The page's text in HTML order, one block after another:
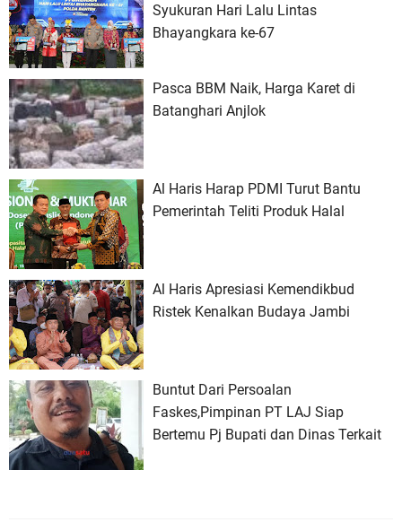
Syukuran Hari Lalu Lintas
Bhayangkara ke-67
Pasca BBM Naik, Harga Karet di
Batanghari Anjlok
Al Haris Harap PDMI Turut Bantu
Pemerintah Teliti Produk Halal
Al Haris Apresiasi Kemendikbud
Ristek Kenalkan Budaya Jambi
Buntut Dari Persoalan
Faskes,Pimpinan PT LAJ Siap
Bertemu Pj Bupati dan Dinas Terkait